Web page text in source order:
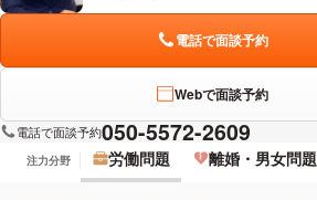
電話で面談予約
Webで面談予約
電話で面談予約050-5572-2609
注力分野 労働問題 離婚・男女問題